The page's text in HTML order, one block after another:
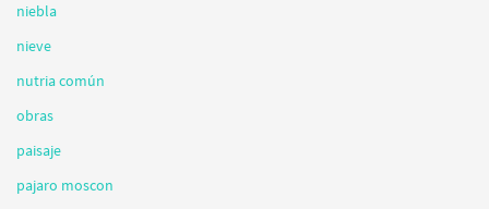
niebla
nieve
nutria común
obras
paisaje
pajaro moscon